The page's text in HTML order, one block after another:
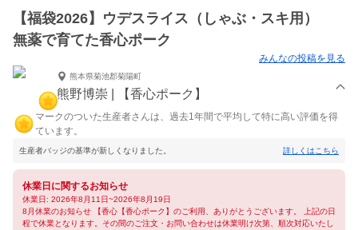
【福袋2026】ウデスライス（しゃぶ・スキ用）
無薬で育てた香心ポーク
みんなの投稿を見る
熊本県菊池郡菊陽町
熊野博崇 | 【香心ポーク】
マークのついた生産者さんは、過去1年間で平均して特に高い評価を得
ています。
生産者バッジの基準が新しくなりました。 詳しくはこちら
休業日に関するお知らせ
休業日: 2026年8月11日~2026年8月19日
8月休業のお知らせ 【香心【香心ポーク】のご利用、ありがとうございます。 上記の日
程で休業となります。その間のご注文・お問い合わせは休業明け次第、順次対応いたし